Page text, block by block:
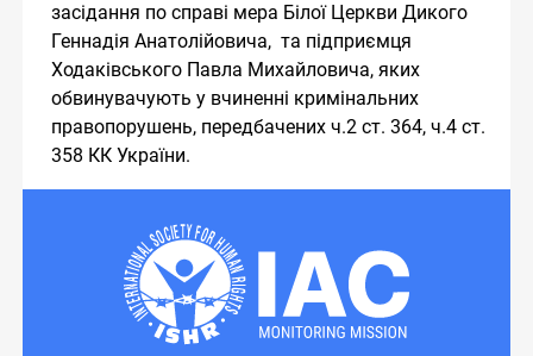
засідання по справі мера Білої Церкви Дикого
Геннадія Анатолійовича, та підприємця
Ходаківського Павла Михайловича, яких
обвинувачують у вчиненні кримінальних
правопорушень, передбачених ч.2 ст. 364, ч.4 ст.
358 КК України.